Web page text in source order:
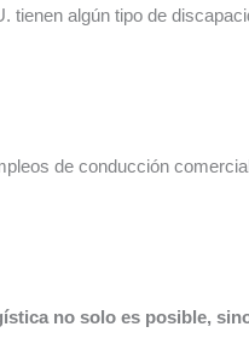
algún tipo de
de conducción
no solo es posible,